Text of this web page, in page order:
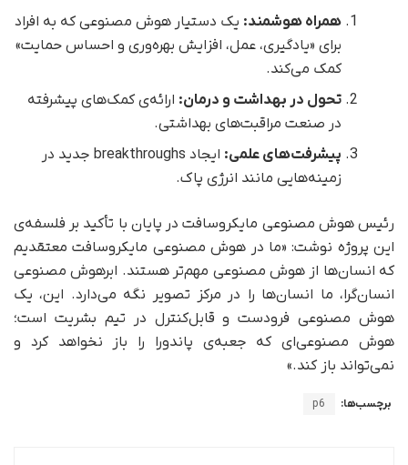
همراه هوشمند: یک دستیار هوش مصنوعی که به افراد
برای «یادگیری، عمل، افزایش بهره‌وری و احساس حمایت»
کمک می‌کند.
تحول در بهداشت و درمان: ارائه‌ی کمک‌های پیشرفته
در صنعت مراقبت‌های بهداشتی.
پیشرفت‌های علمی:
ایجاد breakthroughs جدید در
زمینه‌هایی مانند انرژی پاک.
رئیس هوش مصنوعی مایکروسافت در پایان با تأکید بر فلسفه‌ی
این پروژه نوشت: «ما در هوش مصنوعی مایکروسافت معتقدیم
که انسان‌ها از هوش مصنوعی مهم‌تر هستند. ابرهوش مصنوعی
انسان‌گرا، ما انسان‌ها را در مرکز تصویر نگه می‌دارد. این، یک
هوش مصنوعی فرودست و قابل‌کنترل در تیم بشریت است؛
هوش مصنوعی‌ای که جعبه‌ی پاندورا را باز نخواهد کرد و
نمی‌تواند باز کند.»
برچسب‌ها: p6